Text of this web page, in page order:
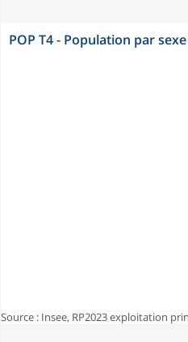
POP T4 - Population par
Source : Insee, RP2023 exploitation